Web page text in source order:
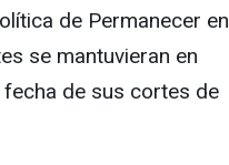
de Permanecer en
se mantuvieran en
de sus cortes de